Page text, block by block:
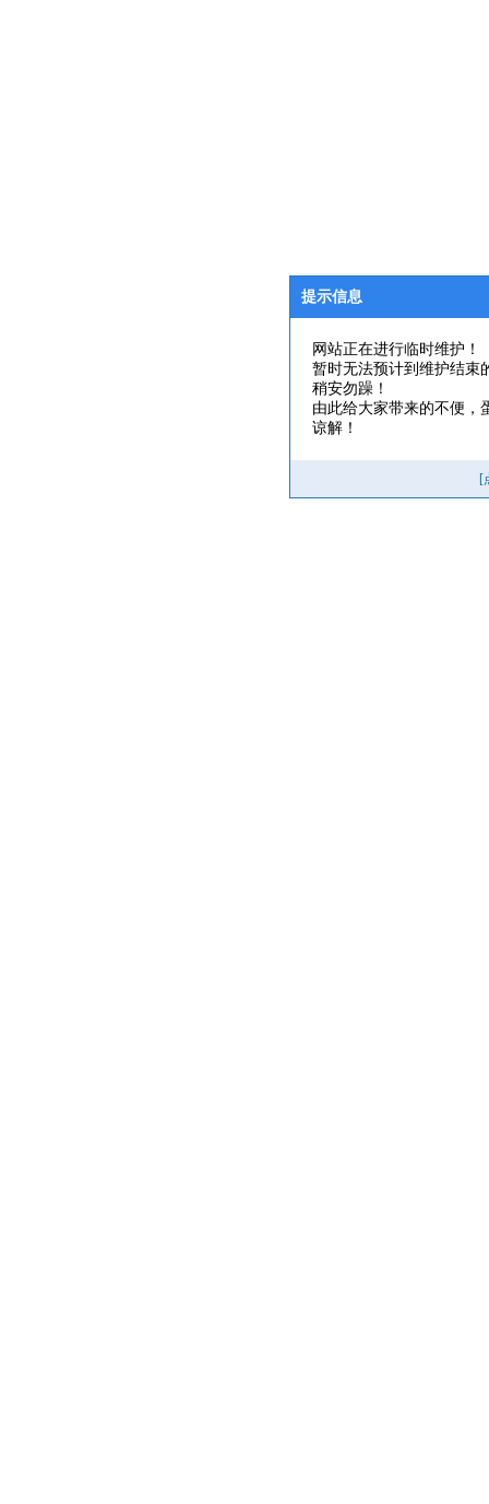
提示信息
网站正在进行临时维护！
暂时无法预计到维护结束
稍安勿躁！
由此给大家带来的不便，
谅解！
[